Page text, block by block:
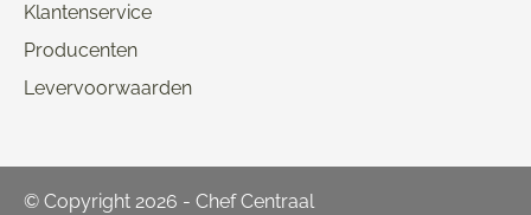
Klantenservice
Producenten
Levervoorwaarden
© Copyright 2026 - Chef Centraal